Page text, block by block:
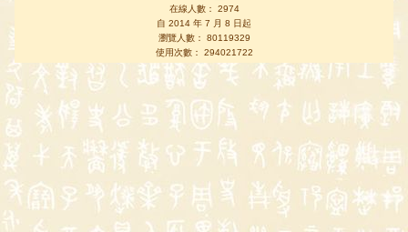
在線人數： 2974
自 2014 年 7 月 8 日起
瀏覽人數： 80119329
使用次數： 294021722